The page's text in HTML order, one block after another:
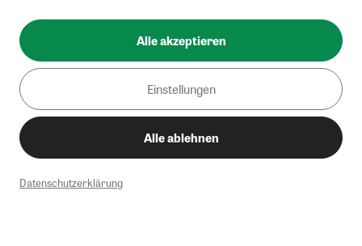
Alle akzeptieren
Einstellungen
Alle ablehnen
Datenschutzerklärung